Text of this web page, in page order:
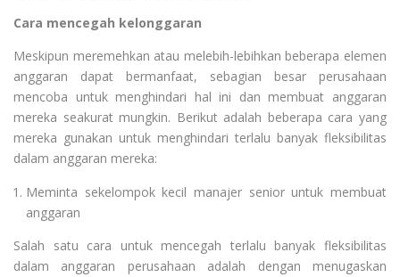
Cara mencegah kelonggaran
Meskipun meremehkan atau melebih-lebihkan beberapa elemen
anggaran dapat bermanfaat, sebagian besar perusahaan
mencoba untuk menghindari hal ini dan membuat anggaran
mereka seakurat mungkin. Berikut adalah beberapa cara yang
mereka gunakan untuk menghindari terlalu banyak fleksibilitas
dalam anggaran mereka:
Meminta sekelompok kecil manajer senior untuk membuat
anggaran
Salah satu cara untuk mencegah terlalu banyak fleksibilitas
dalam anggaran perusahaan adalah dengan menugaskan